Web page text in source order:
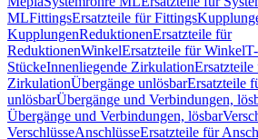
MLFittingsErsatzteile für Fittings
KupplungenReduktionenErsatzteile für
ReduktionenWinkelErsatzteile für Winkel
StückeInnenliegende Zirkulation
ZirkulationÜbergänge unlösbarErsatzteile
unlösbarÜbergänge und Verbindungen,
Übergänge und Verbindungen, lösbar
VerschlüsseAnschlüsseErsatzteile für